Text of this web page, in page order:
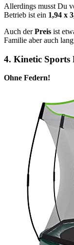
Allerdings musst Du
Betrieb ist ein 1,94 x
Auch derPreis ist
Familie aber auch
4. Kinetic Sports
Ohne Federn!